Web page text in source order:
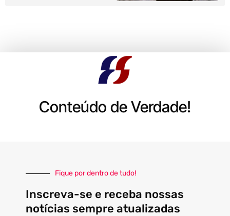
Conteúdo de Verdade!
Fique por dentro de tudo!
Inscreva-se e receba nossas
notícias sempre atualizadas